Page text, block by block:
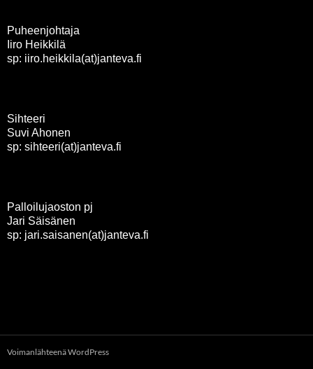
Puheenjohtaja
Iiro Heikkilä
sp: iiro.heikkila(at)janteva.fi
Sihteeri
Suvi Ahonen
sp: sihteeri(at)janteva.fi
Palloilujaoston pj
Jari Säisänen
sp: jari.saisanen(at)janteva.fi
Voimanlähteenä WordPress